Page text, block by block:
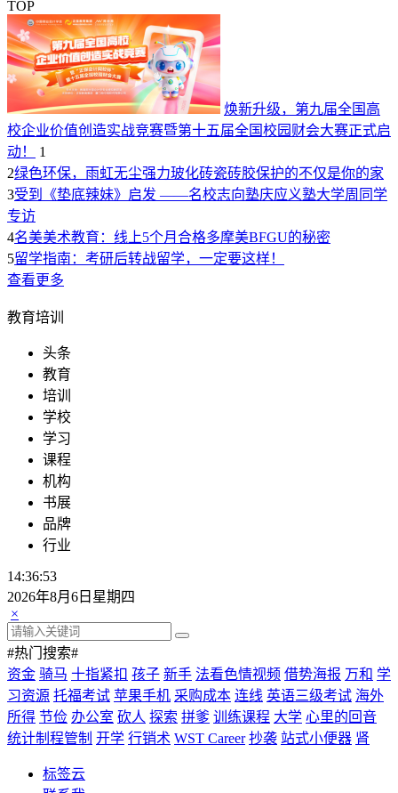
TOP
焕新升级，第九届全国高
校企业价值创造实战竞赛暨第十五届全国校园财会大赛正式启
动！
1
2绿色环保，雨虹无尘强力玻化砖瓷砖胶保护的不仅是你的家
3受到《垫底辣妹》启发 ——名校志向塾庆应义塾大学周同学
专访
4名美美术教育：线上5个月合格多摩美BFGU的秘密
5留学指南：考研后转战留学，一定要这样！
查看更多
教育培训
头条
教育
培训
学校
学习
课程
机构
书展
品牌
行业
14:36:53
2026年8月6日星期四
×
#热门搜索#
资金 骑马 十指紧扣 孩子 新手 法看色情视频 借势海报 万和 学
习资源 托福考试 苹果手机 采购成本 连线 英语三级考试 海外
所得 节俭 办公室 砍人 探索 拼爹 训练课程 大学 心里的回音
统计制程管制 开学 行销术 WST Career 抄袭 站式小便器 肾
标签云